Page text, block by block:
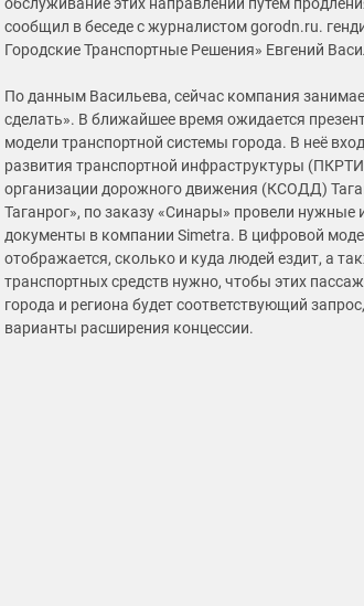
сообщил в беседе с журналистом gorodn.ru.
Городские Транспортные Решения» Евгений
По данным Васильева, сейчас компания
сделать». В ближайшее время ожидается
модели транспортной системы города. В неё
развития транспортной инфраструктуры
организации дорожного движения (КСОДД)
Таганрог», по заказу «Синары» провели нужные
документы в компании Simetra. В цифровой
отображается, сколько и куда людей ездит, а
транспортных средств нужно, чтобы этих
города и региона будет соответствующий
варианты расширения концессии.